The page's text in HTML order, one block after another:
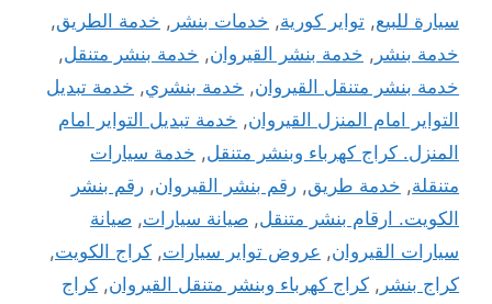
سيارة للبيع, تواير كورية, خدمات بنشر , خدمة الطريق,
خدمة بنشر , خدمة بنشر القيروان, خدمة بنشر متنقل,
خدمة بنشر متنقل القيروان, خدمة بنشري, خدمة تبديل
التواير امام المنزل القيروان, خدمة تبديل التواير امام
المنزل. كراج كهرباء وبنشر متنقل, خدمة سيارات
متنقلة, خدمة طريق, رقم بنشر القيروان, رقم بنشر
الكويت. ارقام بنشر متنقل, صيانة سيارات, صيانة
سيارات القيروان, عروض تواير سيارات, كراج الكويت,
كراج بنشر , كراج كهرباء وبنشر متنقل القيروان, كراج